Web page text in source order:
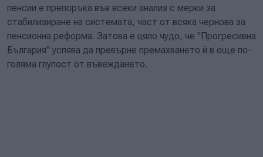
пенсии е препоръка във всеки анализ с мерки за
стабилизиране на системата, част от всяка чернова за
пенсионна реформа. Затова е цяло чудо, че "Прогресивна
България" успява да превърне премахването ѝ в още по-
голяма глупост от въвеждането.